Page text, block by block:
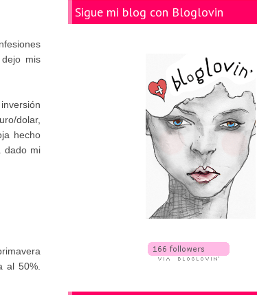
mis
inversión
dolar,
hecho
dado mi
al 50%.
Sigue mi blog con Bloglovin